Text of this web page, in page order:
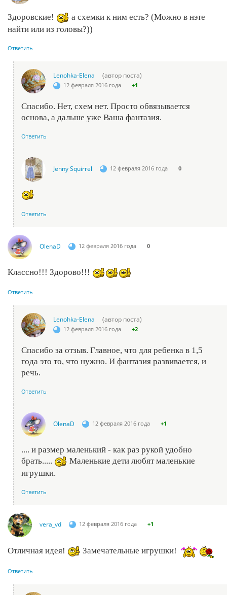
Здоровские!
а схемки к ним есть? (Можно в нэте
найти или из головы?))
Ответить
Lenohka-Elena (автор поста)
12 февраля 2016 года +1
Спасибо. Нет, схем нет. Просто обвязывается
основа, а дальше уже Ваша фантазия.
Ответить
Jenny Squirrel 12 февраля 2016 года 0
Ответить
OlenaD 12 февраля 2016 года 0
Классно!!! Здорово!!!
Ответить
Lenohka-Elena (автор поста)
12 февраля 2016 года +2
Спасибо за отзыв. Главное, что для ребенка в 1,5
года это то, что нужно. И фантазия развивается, и
речь.
Ответить
OlenaD 12 февраля 2016 года +1
.... и размер маленький - как раз рукой удобно
брать.....
Маленькие дети любят маленькие
игрушки.
Ответить
vera_vd 12 февраля 2016 года +1
Отличная идея! Замечательные игрушки!
Ответить